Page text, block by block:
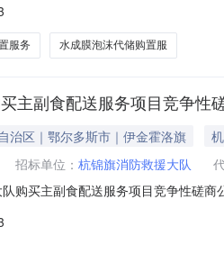
万元（人民币）最高限价（如有）
服务 水成膜泡沫代储购置服
主副食配送服务项目竞争性
治区｜鄂尔多斯市｜伊金霍洛旗
招标单位： 杭锦旗消防救援大队
购买主副食配送服务项目竞争性磋
商预算金额：159.499200万元（人